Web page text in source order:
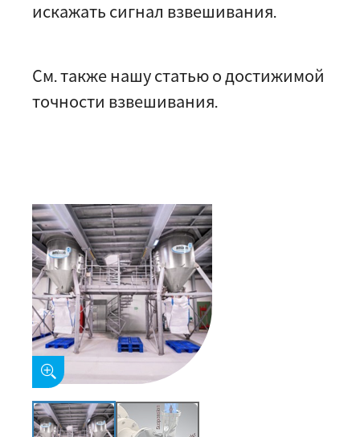
искажать сигнал взвешивания.
См. также нашу статью о достижимой
точности взвешивания.